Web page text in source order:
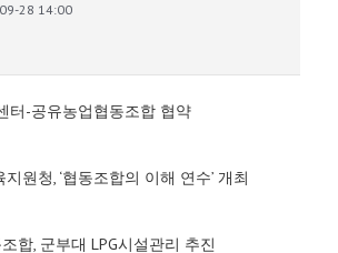
28 14:00
터-공유농업협동조합 협약
원청, ‘협동조합의 이해 연수’ 개최
합, 군부대 LPG시설관리 추진